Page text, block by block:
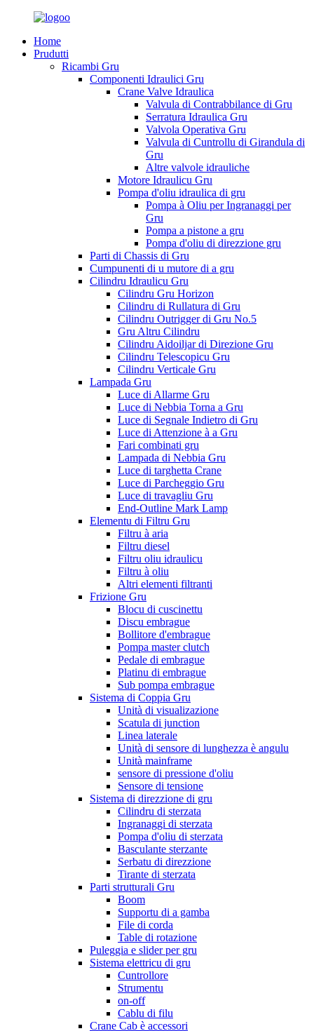
Home
Prudutti
Ricambi Gru
Componenti Idraulici Gru
Crane Valve Idraulica
Valvula di Contrabbilance di Gru
Serratura Idraulica Gru
Valvola Operativa Gru
Valvula di Cuntrollu di Girandula di
Gru
Altre valvole idrauliche
Motore Idraulicu Gru
Pompa d'oliu idraulica di gru
Pompa à Oliu per Ingranaggi per
Gru
Pompa a pistone a gru
Pompa d'oliu di direzzione gru
Parti di Chassis di Gru
Cumpunenti di u mutore di a gru
Cilindru Idraulicu Gru
Cilindru Gru Horizon
Cilindru di Rullatura di Gru
Cilindru Outrigger di Gru No.5
Gru Altru Cilindru
Cilindru Aidoiljar di Direzione Gru
Cilindru Telescopicu Gru
Cilindru Verticale Gru
Lampada Gru
Luce di Allarme Gru
Luce di Nebbia Torna a Gru
Luce di Segnale Indietro di Gru
Luce di Attenzione à a Gru
Fari combinati gru
Lampada di Nebbia Gru
Luce di targhetta Crane
Luce di Parcheggio Gru
Luce di travagliu Gru
End-Outline Mark Lamp
Elementu di Filtru Gru
Filtru à aria
Filtru diesel
Filtru oliu idraulicu
Filtru à oliu
Altri elementi filtranti
Frizione Gru
Blocu di cuscinettu
Discu embrague
Bollitore d'embrague
Pompa master clutch
Pedale di embrague
Platinu di embrague
Sub pompa embrague
Sistema di Coppia Gru
Unità di visualizazione
Scatula di junction
Linea laterale
Unità di sensore di lunghezza è angulu
Unità mainframe
sensore di pressione d'oliu
Sensore di tensione
Sistema di direzzione di gru
Cilindru di sterzata
Ingranaggi di sterzata
Pompa d'oliu di sterzata
Basculante sterzante
Serbatu di direzzione
Tirante di sterzata
Parti strutturali Gru
Boom
Supportu di a gamba
File di corda
Table di rotazione
Puleggia e slider per gru
Sistema elettricu di gru
Cuntrollore
Strumentu
on-off
Cablu di filu
Crane Cab è accessori